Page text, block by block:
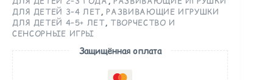
ДЛЯ ДЕТЕЙ 3–4 ЛЕТ,РАЗВИВАЮЩИЕ ИГРУШКИ
ДЛЯ ДЕТЕЙ 4–5+ ЛЕТ, ТВОРЧЕСТВО И
СЕНСОРНЫЕ ИГРЫ
Защищённая оплата